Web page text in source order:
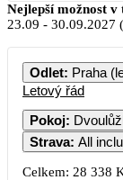
Nejlepší možnost v
23.09 - 30.09.2027
Odlet: Praha
Letový řád
Pokoj:
Strava: All
Celkem: 28 338